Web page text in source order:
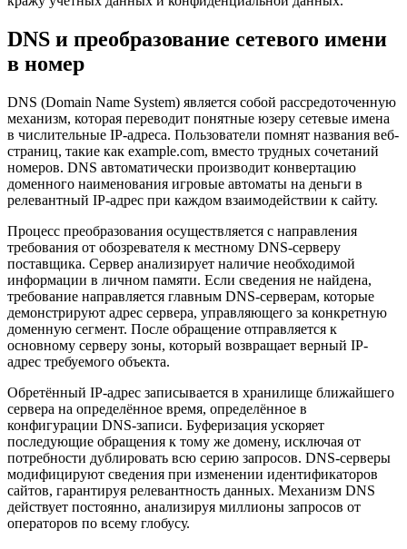
DNS и преобразование сетевого имени
в номер
DNS (Domain Name System) является собой рассредоточенную
механизм, которая переводит понятные юзеру сетевые имена
в числительные IP-адреса. Пользователи помнят названия веб-
страниц, такие как example.com, вместо трудных сочетаний
номеров. DNS автоматически производит конвертацию
доменного наименования игровые автоматы на деньги в
релевантный IP-адрес при каждом взаимодействии к сайту.
Процесс преобразования осуществляется с направления
требования от обозревателя к местному DNS-серверу
поставщика. Сервер анализирует наличие необходимой
информации в личном памяти. Если сведения не найдена,
требование направляется главным DNS-серверам, которые
демонстрируют адрес сервера, управляющего за конкретную
доменную сегмент. После обращение отправляется к
основному серверу зоны, который возвращает верный IP-
адрес требуемого объекта.
Обретённый IP-адрес записывается в хранилище ближайшего
сервера на определённое время, определённое в
конфигурации DNS-записи. Буферизация ускоряет
последующие обращения к тому же домену, исключая от
потребности дублировать всю серию запросов. DNS-серверы
модифицируют сведения при изменении идентификаторов
сайтов, гарантируя релевантность данных. Механизм DNS
действует постоянно, анализируя миллионы запросов от
операторов по всему глобусу.